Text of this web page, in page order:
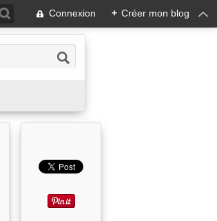
Connexion + Créer mon blog